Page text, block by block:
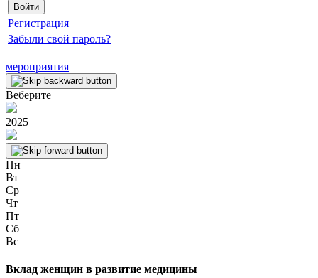
Регистрация
Забыли свой пароль?
мероприятия
Веберите
2025
Пн
Вт
Ср
Чт
Пт
Сб
Вс
Вклад женщин в развитие медицины